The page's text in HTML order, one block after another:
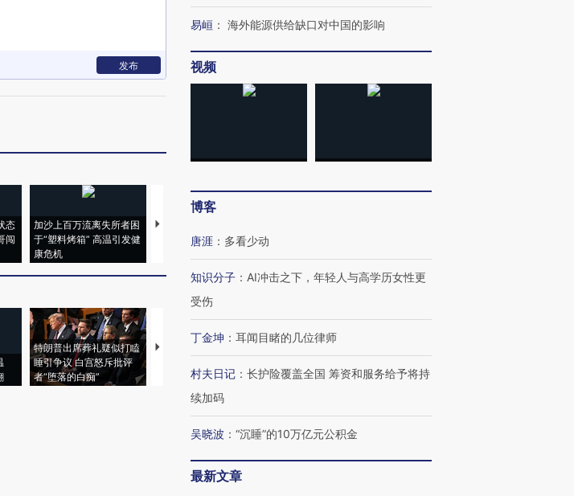
发布
态
闯
加沙上百万流离失所者困
于“塑料烤箱” 高温引发健
康危机
视线｜HYROX的吸金
术：是什么让中产们甘
特朗普出席葬礼疑似打瞌
睡引争议 白宫怒斥批评
者“堕落的白痴”
视线｜全球最热百城独占
阿根廷3-0阿尔及利亚
兹奖得主的“非天才”拼图
易峘 ： 海外能源供给缺口对中国的影响
视频
博客
唐涯 ： 多看少动
知识分子 ： AI冲击之下，年轻人与高学历女性更
受伤
丁金坤 ： 耳闻目睹的几位律师
村夫日记 ： 长护险覆盖全国 筹资和服务给予将持
续加码
吴晓波 ： “沉睡”的10万亿元公积金
最新文章